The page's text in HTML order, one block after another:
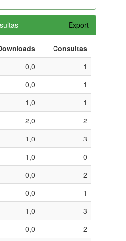
Export
Consultas
0,0
1
0,0
1
1,0
1
2,0
2
1,0
3
1,0
0
0,0
2
0,0
1
1,0
3
0,0
2